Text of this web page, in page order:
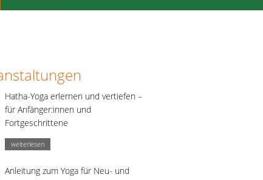
Hatha-Yoga erlernen und vertiefen –
für Anfänger:innen und
Fortgeschrittene
weiterlesen
Anleitung zum Yoga für Neu- und